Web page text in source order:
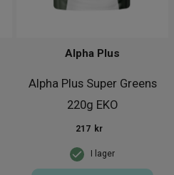
Alpha Plus Super Greens
220g EKO
Alpha Plus
I lager
217 kr